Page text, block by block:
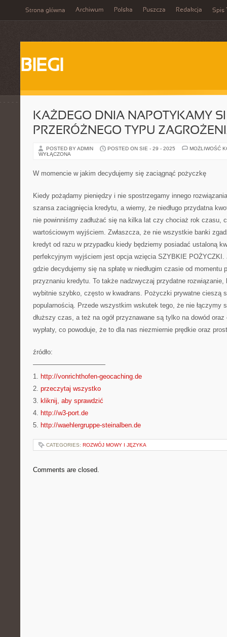
Strona główna Archiwum Polska Puszcza Redakcja Spis
BIEGI
KAŻDEGO DNIA NAPOTYKAMY
PRZERÓŻNEGO TYPU
POSTED BY ADMIN POSTED ON SIE - 29 - 2025
MOŻLIWOŚĆ
WYŁĄCZONA
W momencie w jakim decydujemy się zaciągnąć pożyczkę
Kiedy pożądamy pieniędzy i nie spostrzegamy innego
szansa zaciągnięcia kredytu, a wiemy, że niedługo przydatna
nie powinniśmy zadłużać się na kilka lat czy chociaż rok czasu,
wartościowym wyjściem. Zwłaszcza, że nie wszystkie banki
kredyt od razu w przypadku kiedy będziemy posiadać ustaloną
perfekcyjnym wyjściem jest opcja wzięcia SZYBKIE
gdzie decydujemy się na spłatę w niedługim czasie od momentu
przyznaniu kredytu. To także nadzwyczaj przydatne rozwiązanie,
wybitnie szybko, często w kwadrans. Pożyczki prywatne cieszą
popularnością. Przede wszystkim wskutek tego, że nie łączymy
dłuższy czas, a też na ogół przyznawane są tylko na dowód
wypłaty, co powoduje, że to dla nas niezmiernie prędkie oraz
źródło:
———————————
1. http://vonrichthofen-geocaching.de
2. przeczytaj wszystko
3. kliknij, aby sprawdzić
4. http://w3-port.de
5. http://waehlergruppe-steinalben.de
CATEGORIES: ROZWÓJ MOWY I JĘZYKA
Comments are closed.